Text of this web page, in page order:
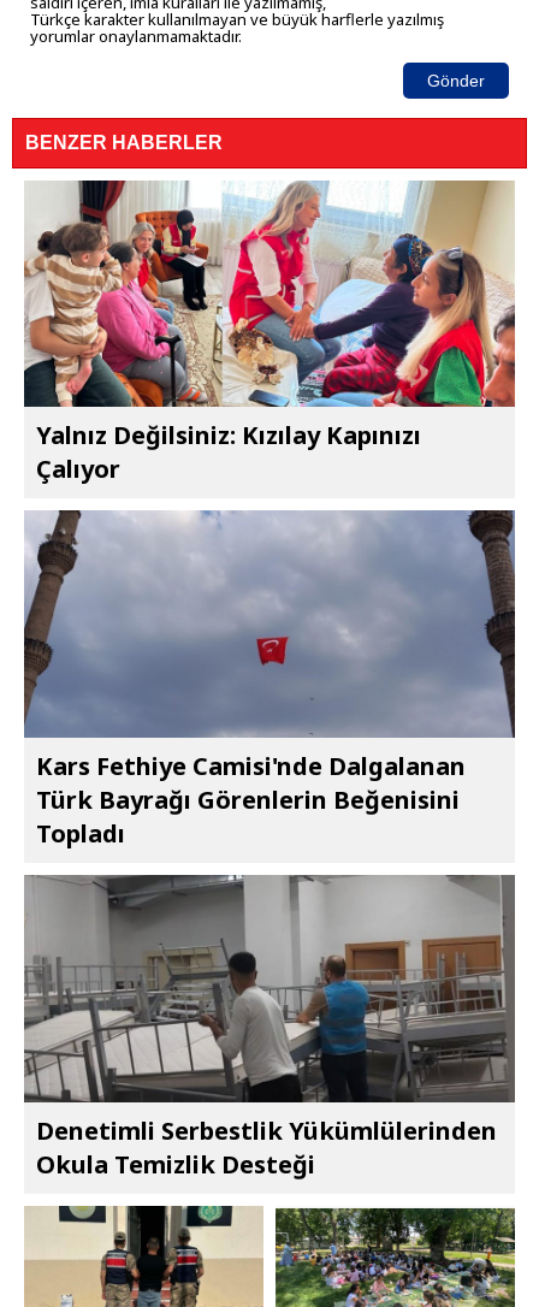
Türkçe karakter kullanılmayan ve büyük harflerle yazılmış
yorumlar onaylanmamaktadır.
Gönder
BENZER HABERLER
Yalnız Değilsiniz: Kızılay Kapınızı
Çalıyor
Kars Fethiye Camisi'nde Dalgalanan
Türk Bayrağı Görenlerin Beğenisini
Topladı
Denetimli Serbestlik Yükümlülerinden
Okula Temizlik Desteği